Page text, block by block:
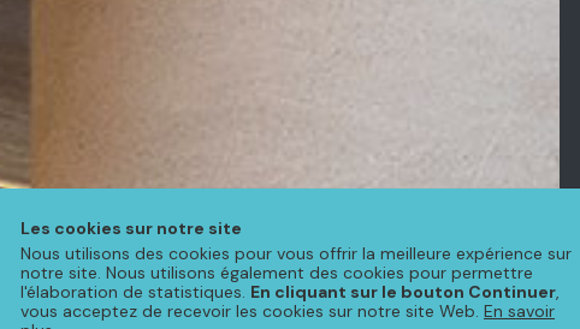
Les cookies sur notre site
Nous utilisons des cookies pour vous offrir la meilleure expérience sur
notre site. Nous utilisons également des cookies pour permettre
l'élaboration de statistiques. En cliquant sur le bouton Continuer,
vous acceptez de recevoir les cookies sur notre site Web. En savoir